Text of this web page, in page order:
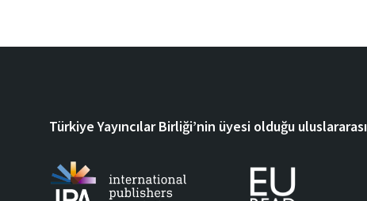
Türkiye Yayıncılar Birliği’nin üyesi olduğu